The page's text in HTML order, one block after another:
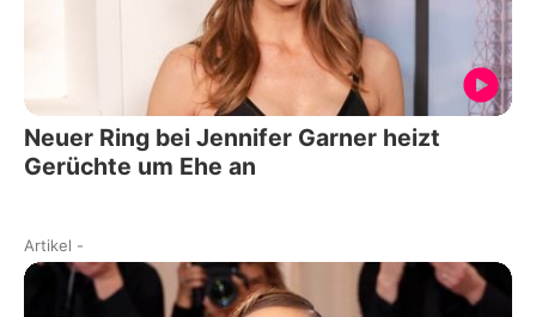
Neuer Ring bei Jennifer Garner heizt
Gerüchte um Ehe an
Artikel -